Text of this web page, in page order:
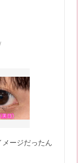
ージだったん